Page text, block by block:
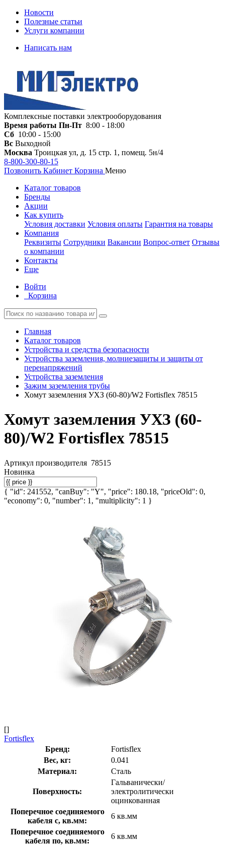
Новости
Полезные статьи
Услуги компании
Написать нам
Комплексные поставки электрооборудования
Время работы Пн-Пт 8:00 - 18:00
Сб 10:00 - 15:00
Вс Выходной
Москва Троицкая ул, д. 15 стр. 1, помещ. 5н/4
8-800-300-80-15
Позвонить Кабинет Корзина Меню
Каталог товаров
Бренды
Акции
Как купить
Условия доставки Условия оплаты Гарантия на товары
Компания
Реквизиты Сотрудники Вакансии Вопрос-ответ Отзывы
о компании
Контакты
Еще
Войти
Корзина
Главная
Каталог товаров
Устройства и средства безопасности
Устройства заземления, молниезащиты и защиты от
перенапряжений
Устройства заземления
Зажим заземления трубы
Хомут заземления УХЗ (60-80)/W2 Fortisflex 78515
Хомут заземления УХЗ (60-
80)/W2 Fortisflex 78515
Артикул производителя 78515
Новинка
{ "id": 241552, "canBuy": "Y", "price": 180.18, "priceOld": 0,
"economy": 0, "number": 1, "multiplicity": 1 }
[]
Fortisflex
Бренд:
Fortisflex
Вес, кг:
0.041
Материал:
Сталь
Поверхность:
Гальванически/
электролитически
оцинкованная
Поперечное соединяемого
кабеля с, кв.мм:
6 кв.мм
Поперечное соединяемого
кабеля по, кв.мм:
6 кв.мм